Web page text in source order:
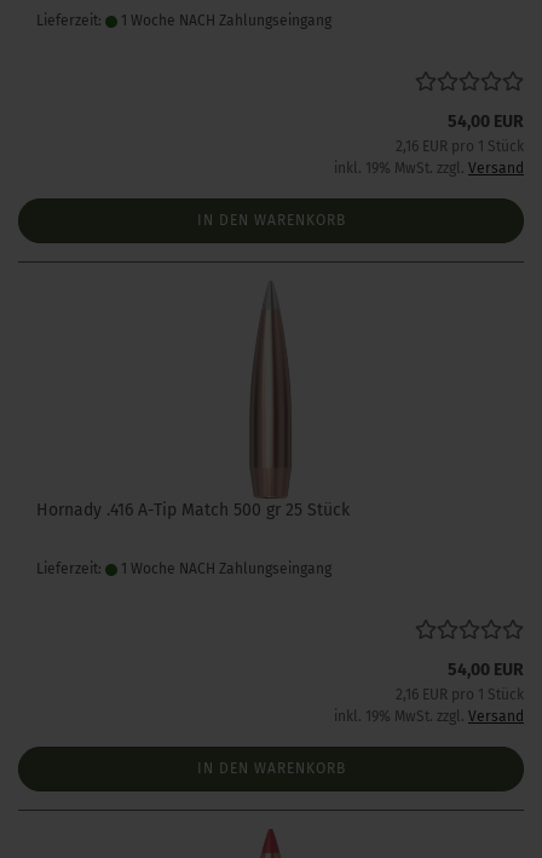
Lieferzeit: 1 Woche NACH Zahlungseingang
54,00 EUR
2,16 EUR pro 1 Stück
inkl. 19% MwSt. zzgl. Versand
IN DEN WARENKORB
Hornady .416 A-Tip Match 500 gr 25 Stück
Lieferzeit: 1 Woche NACH Zahlungseingang
54,00 EUR
2,16 EUR pro 1 Stück
inkl. 19% MwSt. zzgl. Versand
IN DEN WARENKORB